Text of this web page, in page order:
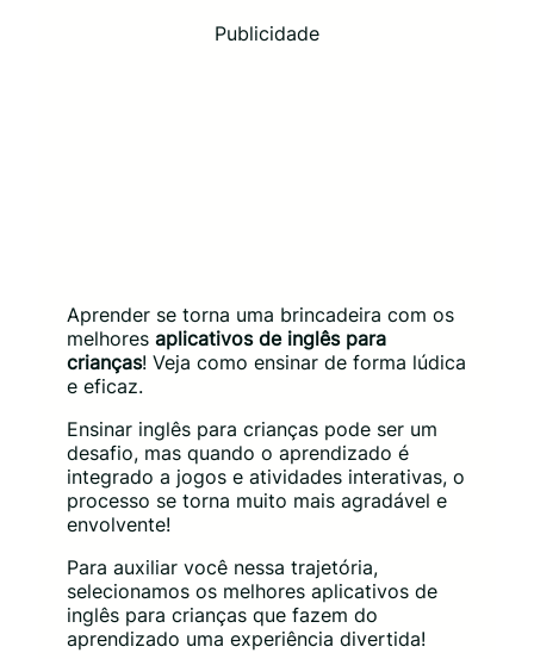
Publicidade
Aprender se torna uma brincadeira com os
melhores aplicativos de inglês para
crianças! Veja como ensinar de forma lúdica
e eficaz.
Ensinar inglês para crianças pode ser um
desafio, mas quando o aprendizado é
integrado a jogos e atividades interativas, o
processo se torna muito mais agradável e
envolvente!
Para auxiliar você nessa trajetória,
selecionamos os melhores aplicativos de
inglês para crianças que fazem do
aprendizado uma experiência divertida!